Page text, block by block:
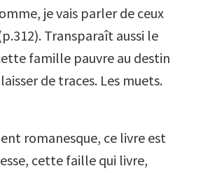
je vais parler de ceux
Transparaît aussi le
famille pauvre au destin
de traces. Les muets.
romanesque, ce livre est
cette faille qui livre,